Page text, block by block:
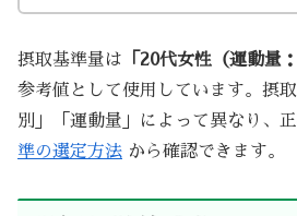
摂取基準量は 「20代女性（運動量
参考値として使用しています。摂
別」「運動量」によって異なり、
準の選定方法 から確認できます。